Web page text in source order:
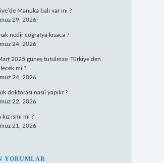
Manuka balı var mı ?
29, 2026
nedir coğrafya kısaca ?
24, 2026
2025 güneş tutulması Türkiye’den
mi ?
24, 2026
doktorası nasıl yapılır ?
22, 2026
kız ismi mi ?
21, 2026
YORUMLAR